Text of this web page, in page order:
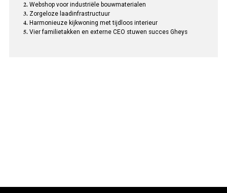
Webshop voor industriële bouwmaterialen
Zorgeloze laadinfrastructuur
Harmonieuze kijkwoning met tijdloos interieur
Vier familietakken en externe CEO stuwen succes Gheys